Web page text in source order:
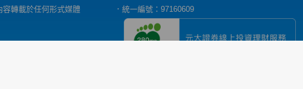
容轉載於任何形式媒體
．統一編號：97160609